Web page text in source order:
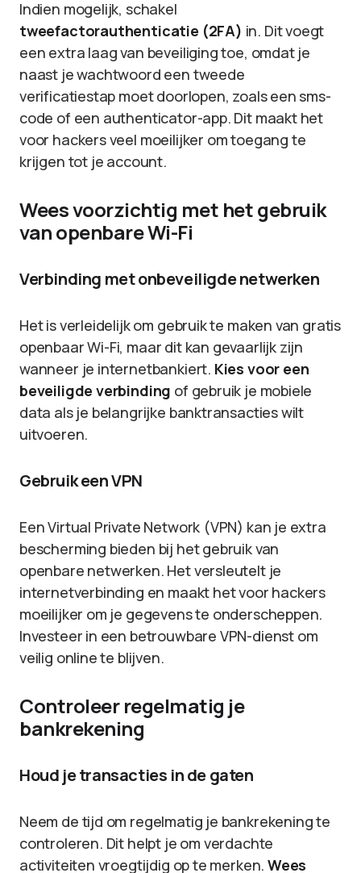
Indien mogelijk, schakel
tweefactorauthenticatie (2FA) in. Dit voegt
een extra laag van beveiliging toe, omdat je
naast je wachtwoord een tweede
verificatiestap moet doorlopen, zoals een sms-
code of een authenticator-app. Dit maakt het
voor hackers veel moeilijker om toegang te
krijgen tot je account.
Wees voorzichtig met het gebruik
van openbare Wi-Fi
Verbinding met onbeveiligde netwerken
Het is verleidelijk om gebruik te maken van gratis
openbaar Wi-Fi, maar dit kan gevaarlijk zijn
wanneer je internetbankiert. Kies voor een
beveiligde verbinding of gebruik je mobiele
data als je belangrijke banktransacties wilt
uitvoeren.
Gebruik een VPN
Een Virtual Private Network (VPN) kan je extra
bescherming bieden bij het gebruik van
openbare netwerken. Het versleutelt je
internetverbinding en maakt het voor hackers
moeilijker om je gegevens te onderscheppen.
Investeer in een betrouwbare VPN-dienst om
veilig online te blijven.
Controleer regelmatig je
bankrekening
Houd je transacties in de gaten
Neem de tijd om regelmatig je bankrekening te
controleren. Dit helpt je om verdachte
activiteiten vroegtijdig op te merken. Wees